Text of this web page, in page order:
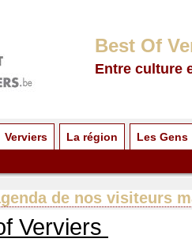
Best Of
Entre culture
Verviers La région Les Gens
de nos visiteurs
Verviers